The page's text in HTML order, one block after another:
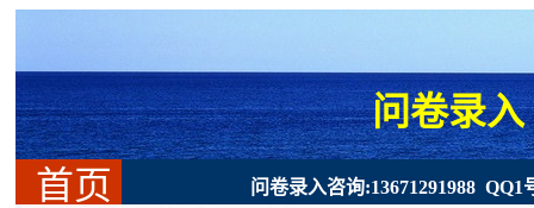
问卷录入
首页
问卷录入咨询:13671291988 QQ1